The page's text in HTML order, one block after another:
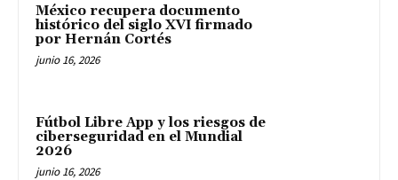
México recupera documento
histórico del siglo XVI firmado
por Hernán Cortés
junio 16, 2026
Fútbol Libre App y los riesgos de
ciberseguridad en el Mundial
2026
junio 16, 2026